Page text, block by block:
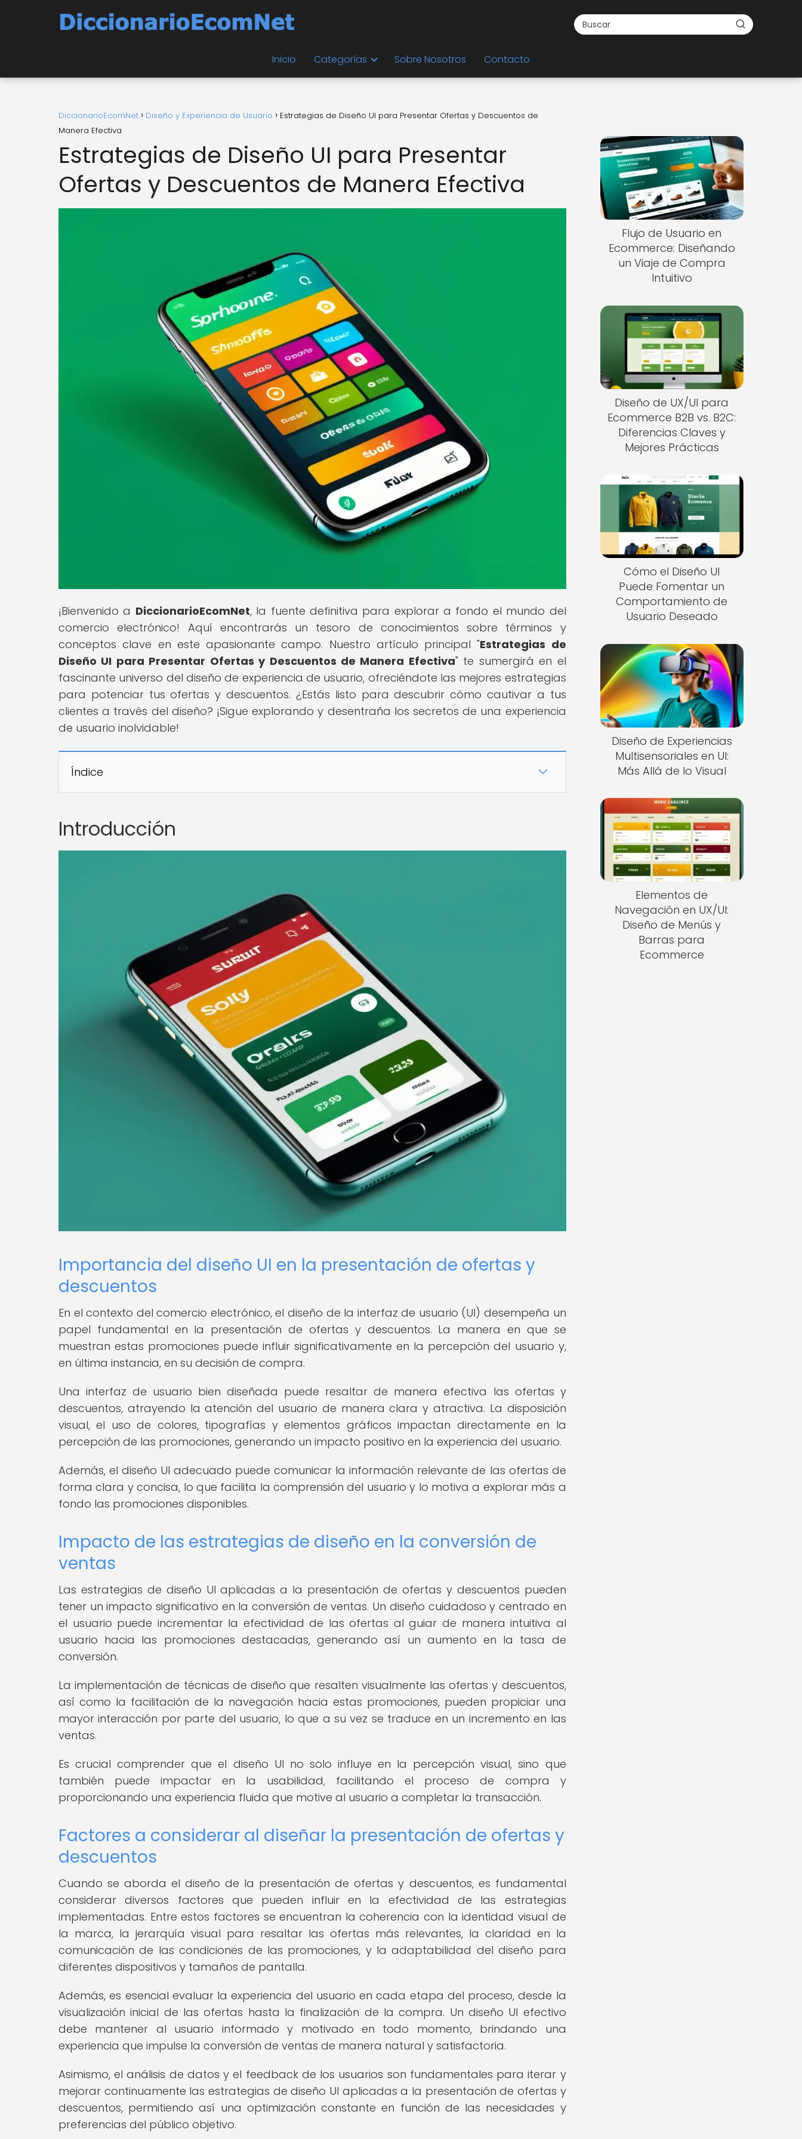
Inicio Categorías Sobre Nosotros Contacto
DiccionarioEcomNet Diseño y Experiencia de Usuario
Estrategias de Diseño UI para Presentar Ofertas y Descuentos de
Manera Efectiva
Estrategias de Diseño UI para Presentar
Ofertas y Descuentos de Manera Efectiva
¡Bienvenido a DiccionarioEcomNet, la fuente definitiva para explorar a fondo el mundo del
comercio electrónico! Aquí encontrarás un tesoro de conocimientos sobre términos y
conceptos clave en este apasionante campo. Nuestro artículo principal "Estrategias de
Diseño UI para Presentar Ofertas y Descuentos de Manera Efectiva" te sumergirá en el
fascinante universo del diseño de experiencia de usuario, ofreciéndote las mejores estrategias
para potenciar tus ofertas y descuentos. ¿Estás listo para descubrir cómo cautivar a tus
clientes a través del diseño? ¡Sigue explorando y desentraña los secretos de una experiencia
de usuario inolvidable!
Índice
Introducción
Importancia del diseño UI en la presentación de ofertas y
descuentos
En el contexto del comercio electrónico, el diseño de la interfaz de usuario (UI) desempeña un
papel fundamental en la presentación de ofertas y descuentos. La manera en que se
muestran estas promociones puede influir significativamente en la percepción del usuario y,
en última instancia, en su decisión de compra.
Una interfaz de usuario bien diseñada puede resaltar de manera efectiva las ofertas y
descuentos, atrayendo la atención del usuario de manera clara y atractiva. La disposición
visual, el uso de colores, tipografías y elementos gráficos impactan directamente en la
percepción de las promociones, generando un impacto positivo en la experiencia del usuario.
Además, el diseño UI adecuado puede comunicar la información relevante de las ofertas de
forma clara y concisa, lo que facilita la comprensión del usuario y lo motiva a explorar más a
fondo las promociones disponibles.
Impacto de las estrategias de diseño en la conversión de
ventas
Las estrategias de diseño UI aplicadas a la presentación de ofertas y descuentos pueden
tener un impacto significativo en la conversión de ventas. Un diseño cuidadoso y centrado en
el usuario puede incrementar la efectividad de las ofertas al guiar de manera intuitiva al
usuario hacia las promociones destacadas, generando así un aumento en la tasa de
conversión.
La implementación de técnicas de diseño que resalten visualmente las ofertas y descuentos,
así como la facilitación de la navegación hacia estas promociones, pueden propiciar una
mayor interacción por parte del usuario, lo que a su vez se traduce en un incremento en las
ventas.
Es crucial comprender que el diseño UI no solo influye en la percepción visual, sino que
también puede impactar en la usabilidad, facilitando el proceso de compra y
proporcionando una experiencia fluida que motive al usuario a completar la transacción.
Factores a considerar al diseñar la presentación de ofertas y
descuentos
Cuando se aborda el diseño de la presentación de ofertas y descuentos, es fundamental
considerar diversos factores que pueden influir en la efectividad de las estrategias
implementadas. Entre estos factores se encuentran la coherencia con la identidad visual de
la marca, la jerarquía visual para resaltar las ofertas más relevantes, la claridad en la
comunicación de las condiciones de las promociones, y la adaptabilidad del diseño para
diferentes dispositivos y tamaños de pantalla.
Además, es esencial evaluar la experiencia del usuario en cada etapa del proceso, desde la
visualización inicial de las ofertas hasta la finalización de la compra. Un diseño UI efectivo
debe mantener al usuario informado y motivado en todo momento, brindando una
experiencia que impulse la conversión de ventas de manera natural y satisfactoria.
Asimismo, el análisis de datos y el feedback de los usuarios son fundamentales para iterar y
mejorar continuamente las estrategias de diseño UI aplicadas a la presentación de ofertas y
descuentos, permitiendo así una optimización constante en función de las necesidades y
preferencias del público objetivo.
Flujo de Usuario en
Ecommerce: Diseñando
un Viaje de Compra
Intuitivo
Diseño de UX/UI para
Ecommerce B2B vs. B2C:
Diferencias Claves y
Mejores Prácticas
Cómo el Diseño UI
Puede Fomentar un
Comportamiento de
Usuario Deseado
Diseño de Experiencias
Multisensoriales en UI:
Más Allá de lo Visual
Elementos de
Navegación en UX/UI:
Diseño de Menús y
Barras para
Ecommerce